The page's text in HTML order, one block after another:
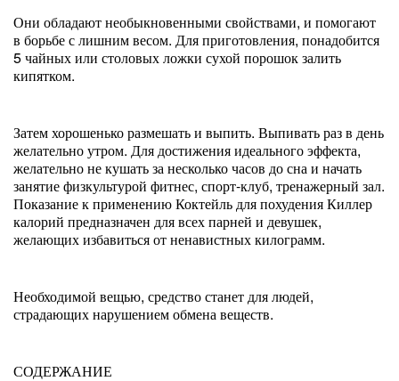
Они обладают необыкновенными свойствами, и помогают
в борьбе с лишним весом. Для приготовления, понадобится
5 чайных или столовых ложки сухой порошок залить
кипятком.
Затем хорошенько размешать и выпить. Выпивать раз в день
желательно утром. Для достижения идеального эффекта,
желательно не кушать за несколько часов до сна и начать
занятие физкультурой фитнес, спорт-клуб, тренажерный зал.
Показание к применению Коктейль для похудения Киллер
калорий предназначен для всех парней и девушек,
желающих избавиться от ненавистных килограмм.
Необходимой вещью, средство станет для людей,
страдающих нарушением обмена веществ.
СОДЕРЖАНИЕ